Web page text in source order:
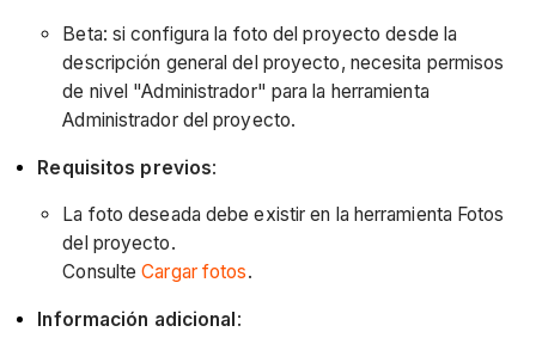
Beta: si configura la foto del proyecto desde la
descripción general del proyecto, necesita permisos
de nivel "Administrador" para la herramienta
Administrador del proyecto.
Requisitos previos:
La foto deseada debe existir en la herramienta Fotos
del proyecto.
ConsulteCargar fotos.
Información adicional: